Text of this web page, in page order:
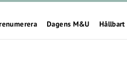
Dagens M&U Hållbart